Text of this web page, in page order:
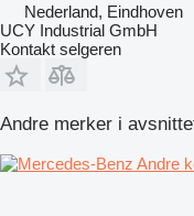
Nederland, Eindhoven
UCY Industrial GmbH
Kontakt selgeren
Andre merker i